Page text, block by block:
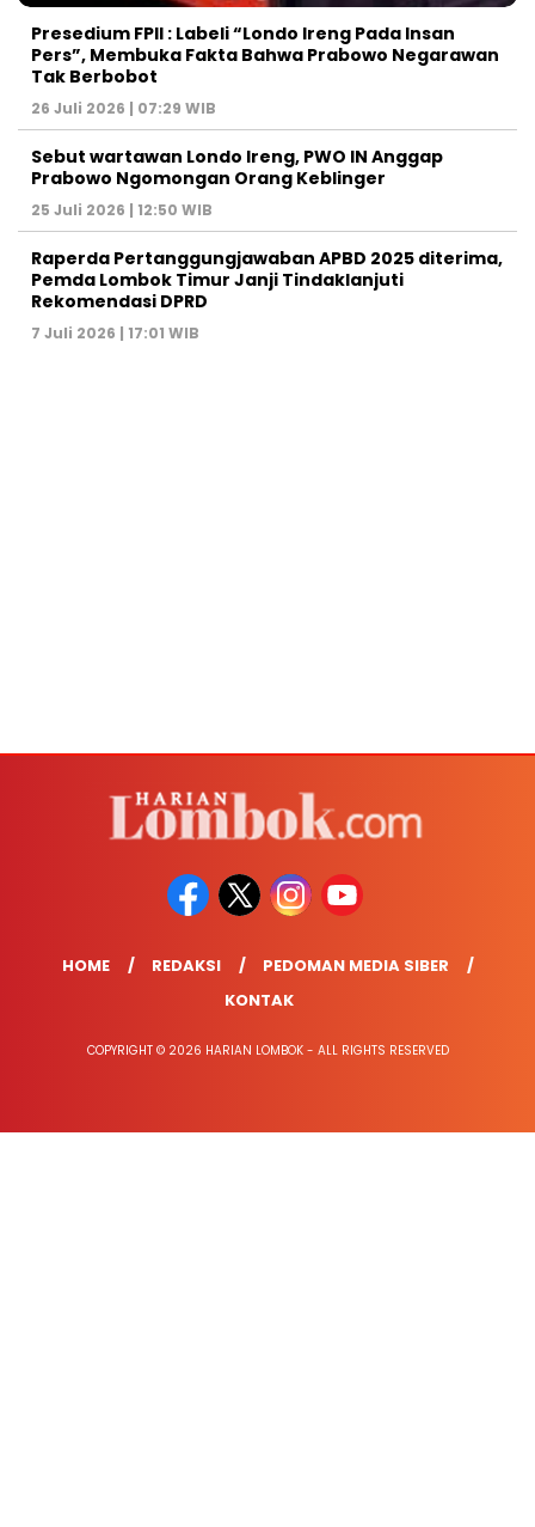
Presedium FPII : Labeli “Londo Ireng Pada Insan
Pers”, Membuka Fakta Bahwa Prabowo Negarawan
Tak Berbobot
26 Juli 2026 | 07:29 WIB
Sebut wartawan Londo Ireng, PWO IN Anggap
Prabowo Ngomongan Orang Keblinger
25 Juli 2026 | 12:50 WIB
Raperda Pertanggungjawaban APBD 2025 diterima,
Pemda Lombok Timur Janji Tindaklanjuti
Rekomendasi DPRD
7 Juli 2026 | 17:01 WIB
HOME REDAKSI
PEDOMAN MEDIA SIBER
KONTAK
COPYRIGHT © 2026 HARIAN LOMBOK - ALL RIGHTS RESERVED